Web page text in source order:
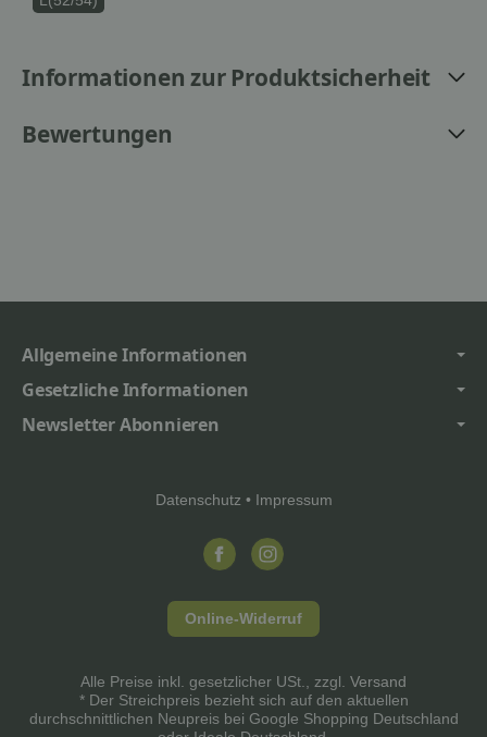
Informationen zur Produktsicherheit
Bewertungen
Allgemeine Informationen
Gesetzliche Informationen
Newsletter Abonnieren
Datenschutz • Impressum
Online-Widerruf
Alle Preise inkl. gesetzlicher USt., zzgl. Versand
* Der Streichpreis bezieht sich auf den aktuellen
durchschnittlichen Neupreis bei Google Shopping Deutschland